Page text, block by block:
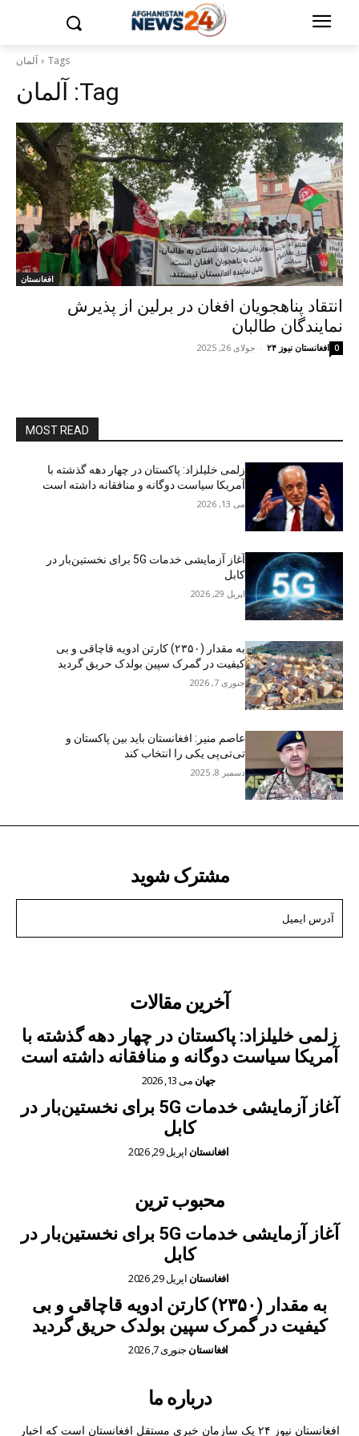
Tags آلمان
Tag: آلمان
افغانستان
انتقاد پناهجویان افغان در برلین از پذیرش
نمایندگان طالبان
افغانستان نیوز ۲۴ - جولای 26, 2025 0
MOST READ
زلمی خلیلزاد: پاکستان در چهار دهه گذشته با
آمریکا سیاست دوگانه و منافقانه داشته است
می 13, 2026
آغاز آزمایشی خدمات 5G برای نخستین‌بار در
کابل
اپریل 29, 2026
به مقدار (۲۳۵۰) کارتن ادویه قاچاقی و بی
کیفیت در گمرک سپین بولدک حریق گردید
جنوری 7, 2026
عاصم منیر: افغانستان باید بین پاکستان و
تی‌تی‌پی یکی را انتخاب کند
دسمبر 8, 2025
مشترک شوید
آخرین مقالات
زلمی خلیلزاد: پاکستان در چهار دهه گذشته با
آمریکا سیاست دوگانه و منافقانه داشته است
جهان می 13, 2026
آغاز آزمایشی خدمات 5G برای نخستین‌بار در
کابل
افغانستان اپریل 29, 2026
محبوب ترین
آغاز آزمایشی خدمات 5G برای نخستین‌بار در
کابل
افغانستان اپریل 29, 2026
به مقدار (۲۳۵۰) کارتن ادویه قاچاقی و بی
کیفیت در گمرک سپین بولدک حریق گردید
افغانستان جنوری 7, 2026
درباره ما
افغانستان نیوز ۲۴ یک سازمان خبری مستقل افغانستان است که اخبار